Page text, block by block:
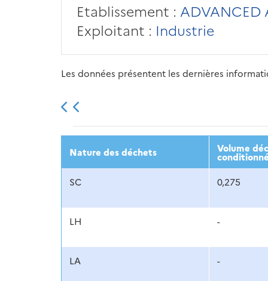
Etablissement : ADVANCED
Exploitant : Industrie
Les données présentent les dernières
2013 2014 2015
Nature des déchets Volume
SC
0,275
LH -
LA -